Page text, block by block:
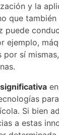
y la
que
puede
ejemplo,
sí
Si bien
a estas